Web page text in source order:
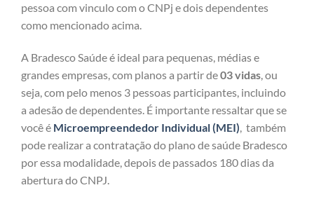
pessoa com vinculo com o CNPj e dois dependentes
como mencionado acima.
A Bradesco Saúde é ideal para pequenas, médias e
grandes empresas, com planos a partir de03 vidas, ou
seja, com pelo menos 3 pessoas participantes, incluindo
a adesão de dependentes. É importante ressaltar que se
você é Microempreendedor Individual (MEI), também
pode realizar a contratação do plano de saúde Bradesco
por essa modalidade, depois de passados 180 dias da
abertura do CNPJ.